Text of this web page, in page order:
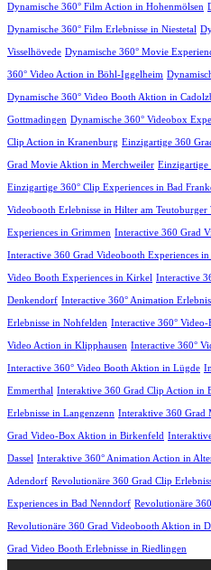
Dynamische 360° Film Action in Hohenmölsen
Dynamische 360° Film Erlebnisse in Niestetal
Visselhövede Dynamische 360° Movie
360° Video Action in Böhl-Iggelheim
Dynamische 360° Video Booth Aktion in
Gottmadingen Dynamische 360° Videobox
Clip Action in Kranenburg Einzigartige 360
Grad Movie Aktion in Merchweiler Einzigartige
Einzigartige 360° Clip Experiences in Bad
Videobooth Erlebnisse in Hilter am Teutoburger
Experiences in Grimmen Interactive 360 Grad
Interactive 360 Grad Videobooth Experiences
Video Booth Experiences in Kirkel Interactive
Denkendorf Interactive 360° Animation
Erlebnisse in Nohfelden Interactive 360° Video-
Video Action in Klipphausen Interactive 360°
Interactive 360° Video Booth Aktion in Lügde
Emmerthal Interaktive 360 Grad Clip Action in
Erlebnisse in Langenzenn Interaktive 360 Grad
Grad Video-Box Aktion in Birkenfeld
Dassel Interaktive 360° Animation Action in
Adendorf Revolutionäre 360 Grad Clip
Experiences in Bad Nenndorf Revolutionäre
Revolutionäre 360 Grad Videobooth Aktion in
Grad Video Booth Erlebnisse in Riedlingen